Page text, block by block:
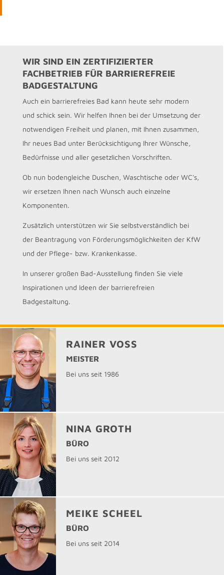
WIR SIND EIN ZERTIFIZIERTER
FACHBETRIEB FÜR BARRIEREFREIE
BADGESTALTUNG
Auch ein barrierefreies Bad kann heute sehr modern
und schick sein. Wir helfen Ihnen bei der Umsetzung der
notwendigen Freiheit und planen, mit Ihnen zusammen,
Ihr neues Bad unter Berücksichtigung Ihrer Wünsche,
Bedürfnisse und aller gesetzlichen Vorschriften.
Ob nun bodengleiche Duschen, Waschtische oder WC's,
wir ersetzen Ihnen nach Wunsch auch einzelne
Komponenten.
Zusätzlich unterstützen wir Sie selbstverständlich bei
der Beantragung von Förderungsmöglichkeiten der KfW
und der Pflege- bzw. Krankenkasse.
In unserer großen Bad-Ausstellung finden Sie viele
Inspirationen und Ideen der barrierefreien
Badgestaltung.
RAINER VOSS
MEISTER
Bei uns seit 1986
NINA GROTH
BÜRO
Bei uns seit 2012
MEIKE SCHEEL
BÜRO
Bei uns seit 2014